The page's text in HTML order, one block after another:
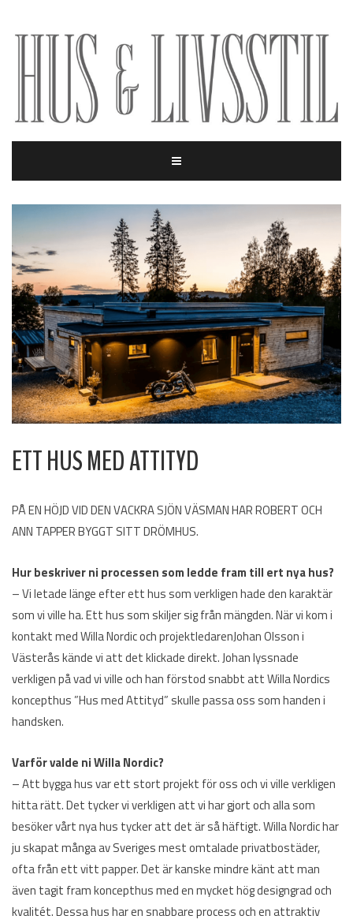
ETT HUS MED ATTITYD
PÅ EN HÖJD VID DEN VACKRA SJÖN VÄSMAN HAR ROBERT OCH
ANN TAPPER BYGGT SITT DRÖMHUS.
Hur beskriver ni processen som ledde fram till ert nya hus?
– Vi letade länge efter ett hus som verkligen hade den karaktär
som vi ville ha. Ett hus som skiljer sig från mängden. När vi kom i
kontakt med Willa Nordic och projektledarenJohan Olsson i
Västerås kände vi att det klickade direkt. Johan lyssnade
verkligen på vad vi ville och han förstod snabbt att Willa Nordics
koncepthus ”Hus med Attityd” skulle passa oss som handen i
handsken.
Varför valde ni Willa Nordic?
– Att bygga hus var ett stort projekt för oss och vi ville verkligen
hitta rätt. Det tycker vi verkligen att vi har gjort och alla som
besöker vårt nya hus tycker att det är så häftigt. Willa Nordic har
ju skapat många av Sveriges mest omtalade privatbostäder,
ofta från ett vitt papper. Det är kanske mindre känt att man
även tagit fram koncepthus med en mycket hög designgrad och
kvalitét. Dessa hus har en snabbare process och en attraktiv